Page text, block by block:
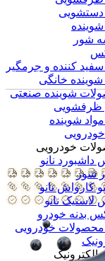
دستشویی
شور
کننده و جرمگیر
شوینده خانگی
شوینده صنعتی
ظرفشویی
شوینده
خودرویی
نانو
شور
کارواش نانو
نانو
بدنه خودرو
محصولات خودرویی
الکترونیک